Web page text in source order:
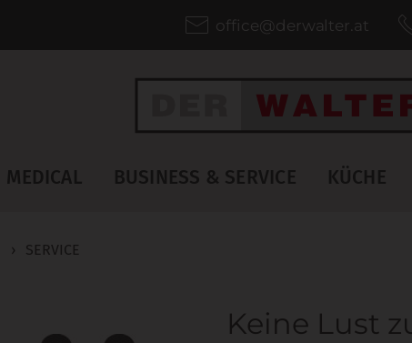
office@derwalter.at
MEDICAL BUSINESS & SERVICE KÜCHE
› SERVICE
Keine Lust